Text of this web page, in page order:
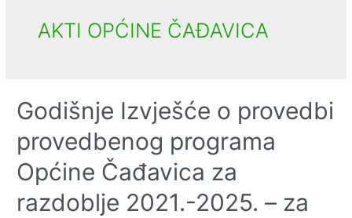
AKTI OPĆINE ČAĐAVICA
Godišnje Izvješće o provedbi
provedbenog programa
Općine Čađavica za
razdoblje 2021.-2025. – za